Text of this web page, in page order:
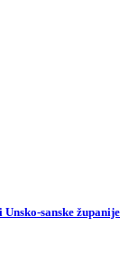
sanske županije